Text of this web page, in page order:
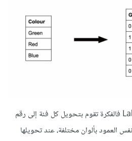
أما بالنسبة ل Label Encoding فالفكرة تقوم بتحويل كل فئة إلى رقم
العمود بألوان مختلفة، عند تحويلها